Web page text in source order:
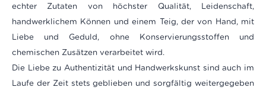
echter Zutaten von höchster Qualität, Leidenschaft,
handwerklichem Können und einem Teig, der von Hand, mit
Liebe und Geduld, ohne Konservierungsstoffen und
chemischen Zusätzen verarbeitet wird.
Die Liebe zu Authentizität und Handwerkskunst sind auch im
Laufe der Zeit stets geblieben und sorgfältig weitergegeben